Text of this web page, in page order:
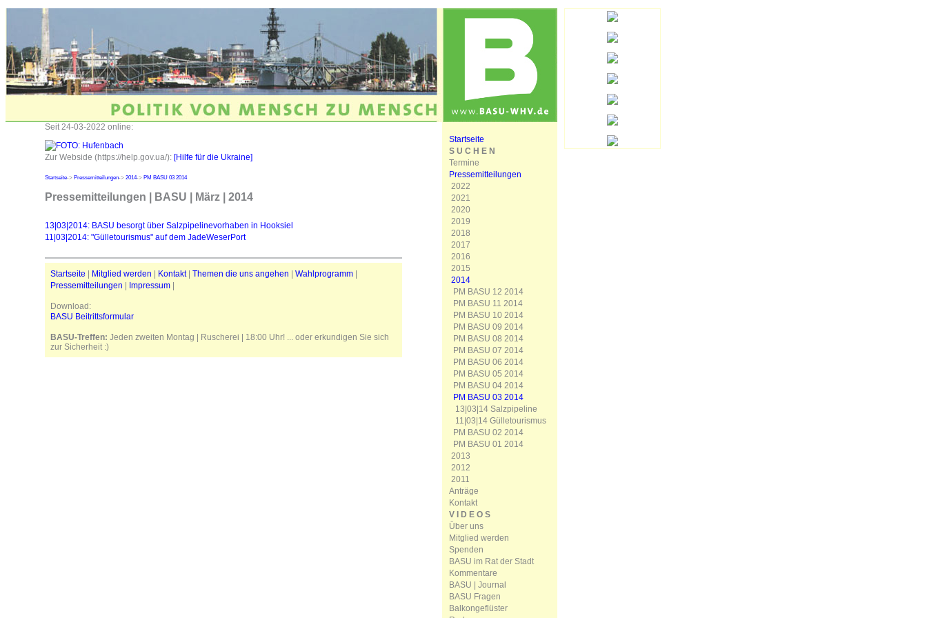
Seit 24-03-2022 online:
Zur Webside (https://help.gov.ua/): [Hilfe für die Ukraine]
Startseite-> Pressemitteilungen-> 2014-> PM BASU 03 2014
Pressemitteilungen | BASU | März | 2014
13|03|2014: BASU besorgt über Salzpipelinevorhaben in Hooksiel
11|03|2014: "Gülletourismus" auf dem JadeWeserPort
Startseite Mitglied werden Kontakt| Themen die uns angehen Wahlprogramm
Pressemitteilungen
Impressum
Download:
BASU Beitrittsformular
BASU-Treffen: Jeden zweiten Montag | Ruscherei | 18:00 Uhr! ... oder erkundigen Sie sich
zur Sicherheit :)
Startseite
S U C H E N
Termine
Pressemitteilungen
2022
2021
2020
2019
2018
2017
2016
2015
2014
PM BASU 12 2014
PM BASU 11 2014
PM BASU 10 2014
PM BASU 09 2014
PM BASU 08 2014
PM BASU 07 2014
PM BASU 06 2014
PM BASU 05 2014
PM BASU 04 2014
PM BASU 03 2014
13|03|14 Salzpipeline
11|03|14 Gülletourismus
PM BASU 02 2014
PM BASU 01 2014
2013
2012
2011
Anträge
Kontakt
V I D E O S
Über uns
Mitglied werden
Spenden
BASU im Rat der Stadt
Kommentare
BASU | Journal
BASU Fragen
Balkongeflüster